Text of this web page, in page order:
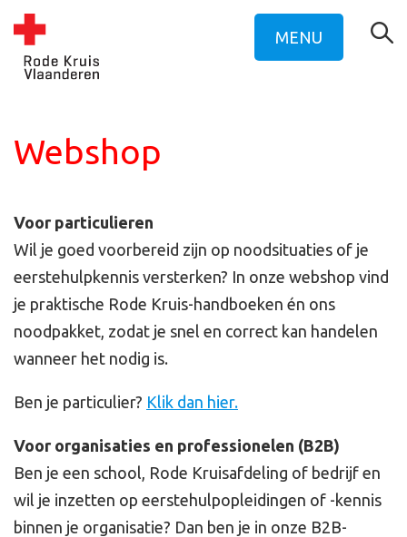
MENU
Webshop
Voor particulieren
Wil je goed voorbereid zijn op noodsituaties of je
eerstehulpkennis versterken? In onze webshop vind
je praktische Rode Kruis-handboeken én ons
noodpakket, zodat je snel en correct kan handelen
wanneer het nodig is.
Ben je particulier? Klik dan hier.
Voor organisaties en professionelen (B2B)
Ben je een school, Rode Kruisafdeling of bedrijf en
wil je inzetten op eerstehulpopleidingen of -kennis
binnen je organisatie? Dan ben je in onze B2B-